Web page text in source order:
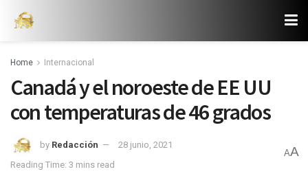
Home Internacional
Canadá y el noroeste de EE UU
con temperaturas de 46 grados
by Redacción
28 junio, 2021
Reading Time: 3 mins read
AA